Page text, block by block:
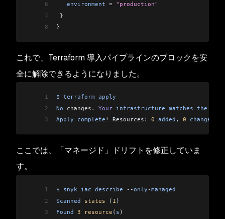
6
   environment
= "production"
7
}
8
}
これで、Terraform 導入パイプラインのブロックを安
全に解除できるようになりました。
1 $ terraform apply
2
No changes . Your infrastructure matches the
3
Apply complete ! Resources: 0 added , 0 changed
ここでは、「マネージド」ドリフトを修正していま
す。
1 $ snyk iac describe --only -managed
2
Scanned states ( 1 )
3
Found 3 resource ( s )